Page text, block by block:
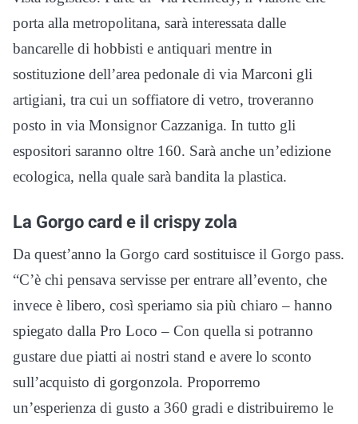
porta alla metropolitana, sarà interessata dalle
bancarelle di hobbisti e antiquari mentre in
sostituzione dell’area pedonale di via Marconi gli
artigiani, tra cui un soffiatore di vetro, troveranno
posto in via Monsignor Cazzaniga. In tutto gli
espositori saranno oltre 160. Sarà anche un’edizione
ecologica, nella quale sarà bandita la plastica.
La Gorgo card e il crispy zola
Da quest’anno la Gorgo card sostituisce il Gorgo pass.
“C’è chi pensava servisse per entrare all’evento, che
invece è libero, così speriamo sia più chiaro – hanno
spiegato dalla Pro Loco – Con quella si potranno
gustare due piatti ai nostri stand e avere lo sconto
sull’acquisto di gorgonzola. Proporremo
un’esperienza di gusto a 360 gradi e distribuiremo le